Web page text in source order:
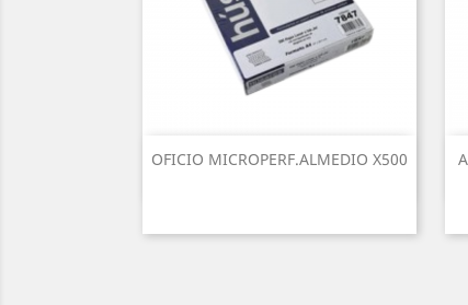
OFICIO MICROPERF.ALMEDIO X500